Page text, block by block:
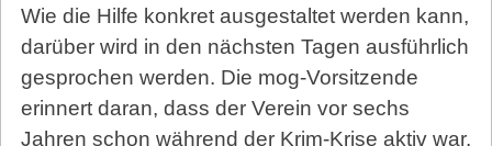
Wie die Hilfe konkret ausgestaltet werden kann,
darüber wird in den nächsten Tagen ausführlich
gesprochen werden. Die mog-Vorsitzende
erinnert daran, dass der Verein vor sechs
Jahren schon während der Krim-Krise aktiv war.